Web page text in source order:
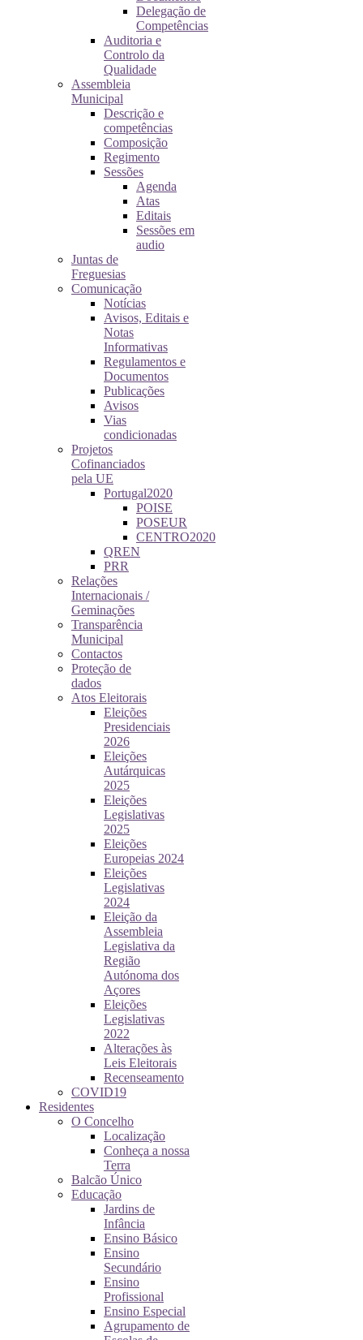
Delegação de
Competências
Auditoria e
Controlo da
Qualidade
Assembleia
Municipal
Descrição e
competências
Composição
Regimento
Sessões
Agenda
Atas
Editais
Sessões em
audio
Juntas de
Freguesias
Comunicação
Notícias
Avisos, Editais e
Notas
Informativas
Regulamentos e
Documentos
Publicações
Avisos
Vias
condicionadas
Projetos
Cofinanciados
pela UE
Portugal2020
POISE
POSEUR
CENTRO2020
QREN
PRR
Relações
Internacionais /
Geminações
Transparência
Municipal
Contactos
Proteção de
dados
Atos Eleitorais
Eleições
Presidenciais
2026
Eleições
Autárquicas
2025
Eleições
Legislativas
2025
Eleições
Europeias 2024
Eleições
Legislativas
2024
Eleição da
Assembleia
Legislativa da
Região
Autónoma dos
Açores
Eleições
Legislativas
2022
Alterações às
Leis Eleitorais
Recenseamento
COVID19
Residentes
O Concelho
Localização
Conheça a nossa
Terra
Balcão Único
Educação
Jardins de
Infância
Ensino Básico
Ensino
Secundário
Ensino
Profissional
Ensino Especial
Agrupamento de